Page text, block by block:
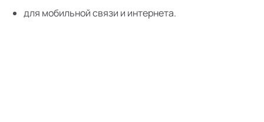
для мобильной связи и интернета.